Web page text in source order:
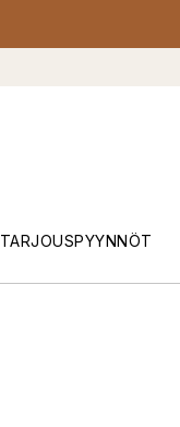
TARJOUSPYYNNÖT